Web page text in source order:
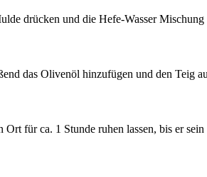
drücken und die Hefe-Wasser
das Olivenöl hinzufügen und den Teig
für ca. 1 Stunde ruhen lassen, bis er